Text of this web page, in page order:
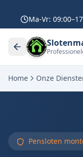
Ma-Vr:
Home Onze
Pensloten